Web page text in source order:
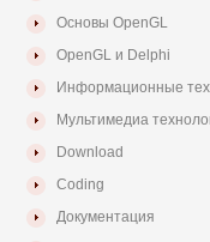
Основы OpenGL
OpenGL и Delphi
Информационные
Мультимедиа
Download
Coding
Документация